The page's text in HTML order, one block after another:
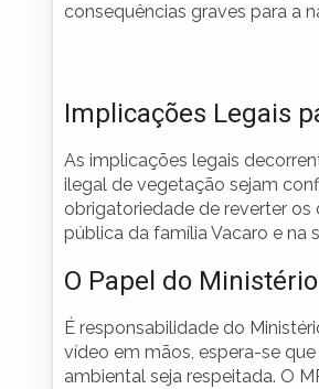
consequências graves para a
Implicações Legais
As implicações legais
ilegal de vegetação sejam
obrigatoriedade de reverter
pública da família Vacaro e na
O Papel do
É responsabilidade do
vídeo em mãos, espera-se
ambiental seja respeitada. O